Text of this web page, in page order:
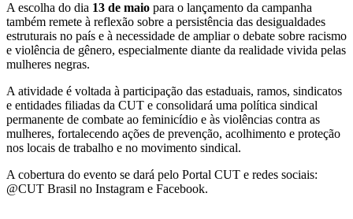
A escolha do dia 13 de maio para o lançamento da campanha
também remete à reflexão sobre a persistência das desigualdades
estruturais no país e à necessidade de ampliar o debate sobre racismo
e violência de gênero, especialmente diante da realidade vivida pelas
mulheres negras.
A atividade é voltada à participação das estaduais, ramos, sindicatos
e entidades filiadas da CUT e consolidará uma política sindical
permanente de combate ao feminicídio e às violências contra as
mulheres, fortalecendo ações de prevenção, acolhimento e proteção
nos locais de trabalho e no movimento sindical.
A cobertura do evento se dará pelo Portal CUT e redes sociais:
@CUT Brasil no Instagram e Facebook.